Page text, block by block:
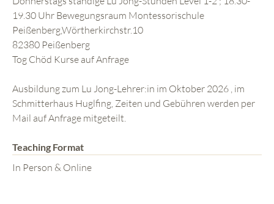
19.30 Uhr Bewegungsraum Montessorischule
Peißenberg,Wörtherkirchstr.10
82380 Peißenberg
Tog Chöd Kurse auf Anfrage
Ausbildung zum Lu Jong-Lehrer:in im Oktober 2026 , im
Schmitterhaus Huglfing, Zeiten und Gebühren werden per
Mail auf Anfrage mitgeteilt.
Teaching Format
In Person & Online